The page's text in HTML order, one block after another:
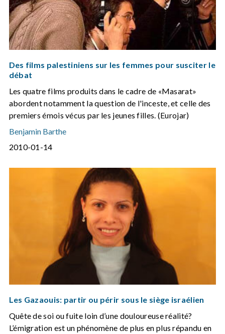
Des films palestiniens sur les femmes pour susciter le
débat
Les quatre films produits dans le cadre de «Masarat»
abordent notamment la question de l'inceste, et celle des
premiers émois vécus par les jeunes filles. (Eurojar)
Benjamin Barthe
2010-01-14
Les Gazaouis: partir ou périr sous le siège israélien
Quête de soi ou fuite loin d’une douloureuse réalité?
L’émigration est un phénomène de plus en plus répandu en